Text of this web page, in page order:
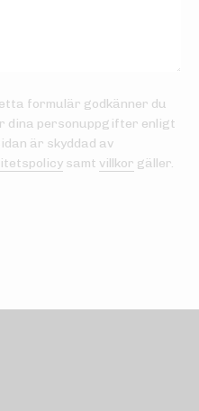
formulär godkänner du
dina personuppgifter enligt
är skyddad av
samt villkor gäller.